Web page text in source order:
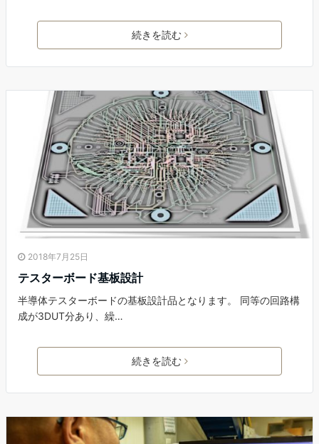
続きを読む
2018年7月25日
テスターボード基板設計
半導体テスターボードの基板設計品となります。 同等の回路構
成が3DUT分あり、繰…
続きを読む